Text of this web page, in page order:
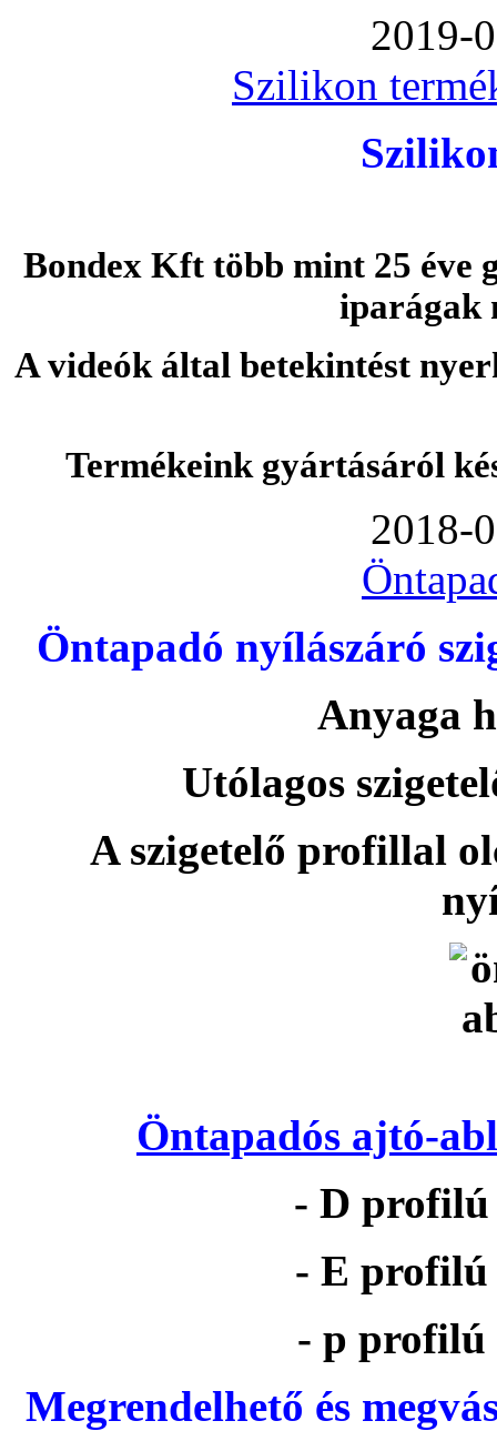
2019-
Szilikon
Bondex Kft több mint 25 éve
iparágak
A videók által betekintést
Termékeink gyártásáról
2018-
Öntapadó nyílászáró
Anyaga
Utólagos
A szigetelő profillal
Öntapadós ajtó-
- D profilú
- E profilú
- p profilú
Megrendelhető és